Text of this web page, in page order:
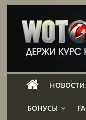
НОВОСТИ
БОНУСЫ